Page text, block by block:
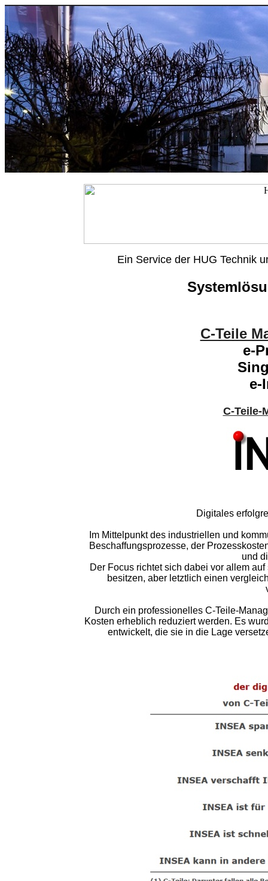
Ein Service der HUG Technik
C-Teile
e-
e-
C-Teile-
Digitales
Im Mittelpunkt des industriellen und
Beschaffungsprozesse, der
und
Der Focus richtet sich dabei vor allem
besitzen, aber letztlich einen
Durch ein professionelles C-Teile-
Kosten erheblich reduziert werden. Es
entwickelt, die sie in die Lage